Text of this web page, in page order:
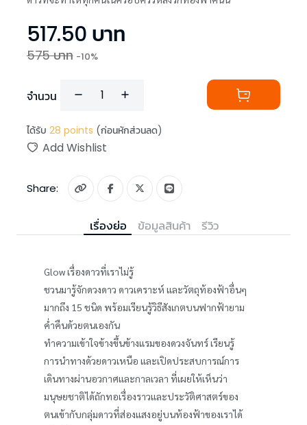
517.50 บาท
575บาท -10%
จำนวน
ได้รับ 28 points (ก่อนหักส่วนลด)
Add Wishlist
Share:
เรื่องย่อ ข้อมูลสินค้า รีวิว
Glow เรื่องดาวที่เราไม่รู้
ชวนมารู้จักดวงดาว ดาวเคราะห์ และวัตถุท้องฟ้าอื่นๆ
มากถึง 15 ชนิด พร้อมเรียนรู้วิธีสังเกตบนฟากฟ้ายาม
ค่ำคืนด้วยตนเองกัน
ทำความเข้าใจข้างขึ้นข้างแรมของดวงจันทร์ เรียนรู้
การนำทางด้วยดาวเหนือ และเปิดประสบการณ์การ
เดินทางผ่านอวกาศและกาลเวลา ที่เผยให้เห็นว่า
มนุษยชาติได้ถักทอเรื่องราวและประวัติศาสตร์ของ
ตนเข้ากับกลุ่มดาวที่ส่องแสงอยู่บนท้องฟ้าของเราได้